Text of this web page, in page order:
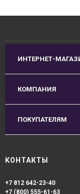
ИНТЕРНЕТ-
КОМПАНИЯ
ПОКУПАТЕЛЯМ
КОНТАКТЫ
+7 812 642-23-40
+7 (800) 555-61-63